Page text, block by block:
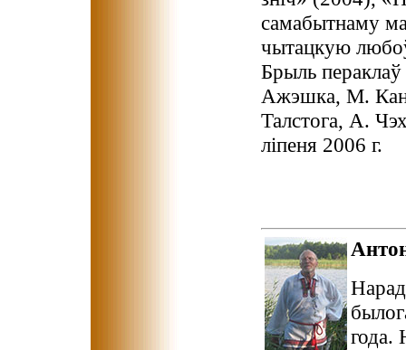
самабытнаму
чытацкую
Брыль
Ажэшка, М.
Талстога, А.
ліпеня 2006 г.
года.